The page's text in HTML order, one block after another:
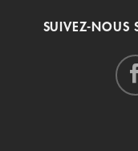
SUIVEZ-NOUS